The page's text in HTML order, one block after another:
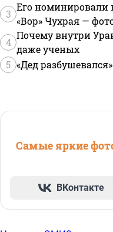
3
Его номинировали
«Вор» Чухрая —
4
Почему внутри
даже ученых
5 «Дед
Самые яркие
ВКонтакте